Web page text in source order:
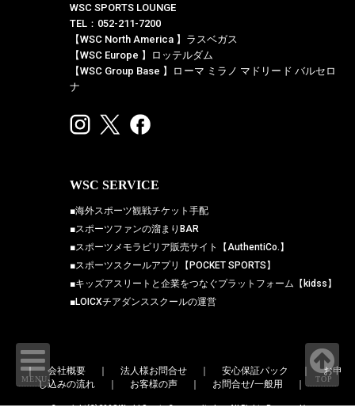
WSC SPORTS LOUNGE
TEL：052-211-7200
【WSC North America 】ラスベガス
【WSC Europe 】ロッテルダム
【WSC Group Base 】ローマ ミラノ マドリード バルセロ
ナ
WSC SERVICE
■海外スポーツ観戦チケット手配
■スポーツファンの溜まりBAR
■スポーツメモラビリア販売サイト【AuthentiCo.】
■スポーツスクールアプリ【POCKET SPORTS】
■キッズアスリートと企業をつなぐプラットフォーム【kidss】
■LOICXチアダンススクールの運営
｜ 会社概要 ｜ 法人様お問合せ ｜ 安心保証パック ｜
お申
し込みの流れ
｜ お客様の声 ｜ お問合せ/一般用 ｜
Copyright(C)2008 World Sports Community, Inc. All Rights Reserved/
TOP
MENU